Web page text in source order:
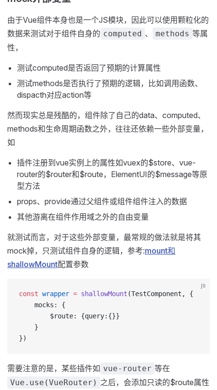
由于Vue组件本身也是一个JS模块，因此可以使用颗粒化的
数据来测试对于组件自身的 computed 、 methods 等属
性，
测试computed是否返回了预期的计算属性
测试methods是否执行了预期的逻辑，比如调用函数、
dispacth对应action等
然而现实总是残酷的，组件除了自己的data、computed、
methods和生命周期函数之外，往往还依赖一些外部变量，
如
插件注册到vue实例上的属性如vuex的$store、vue-
router的$router和$route，ElementUI的$message等原
型方法
props、provide通过父组件或组件组件注入的数据
其他游离在组件作用域之外的自由变量
就测试而言，对于这些外部变量，最常规的做法就是将其
mock掉，只测试组件自身的逻辑，参考:mount和
shallowMount配置参数
js
const wrapper = shallowMount (TestComponent, {
    mocks: {
        $route: {query:{}}
    }
})
需要注意的是，某些插件如 vue-router 等在
Vue.use(VueRouter) 之后，会添加只读的$route属性